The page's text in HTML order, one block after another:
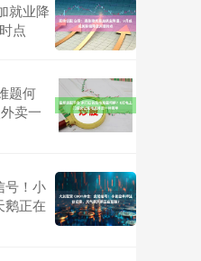
就业降
点
题何
卖一
号！小
鹅正在